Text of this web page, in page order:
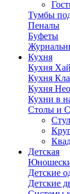
Тумбы
Пеналы
Буфеты
Кухня
Кухня
Кухня
Кухня
Кухни в
Столы и
Детская
Детские
Детские